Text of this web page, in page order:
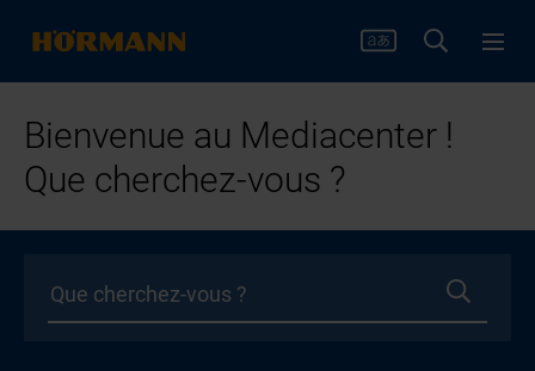
Bienvenue au Mediacenter !
Que cherchez-vous ?